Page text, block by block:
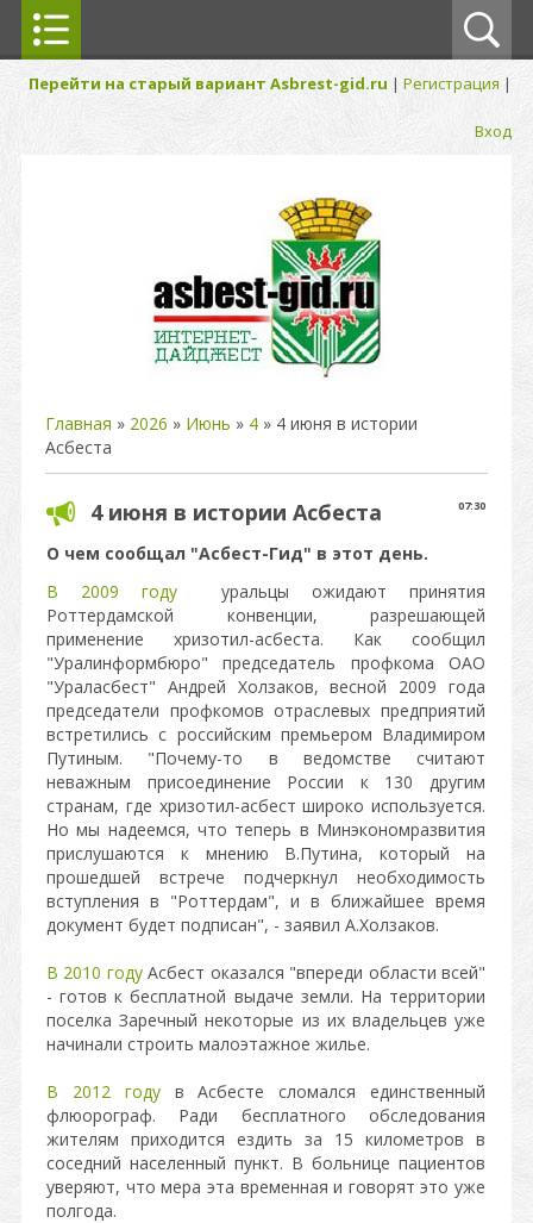
Перейти на старый вариант Asbrest-gid.ru | Регистрация |
Вход
Главная » 2026 » Июнь » 4 » 4 июня в истории
Асбеста
07:30
4 июня в истории Асбеста
О чем сообщал "Асбест-Гид" в этот день.
В 2009 годууральцы ожидают принятия
Роттердамской конвенции, разрешающей
применение хризотил-асбеста. Как сообщил
"Уралинформбюро" председатель профкома ОАО
"Ураласбест" Андрей Холзаков, весной 2009 года
председатели профкомов отраслевых предприятий
встретились с российским премьером Владимиром
Путиным. "Почему-то в ведомстве считают
неважным присоединение России к 130 другим
странам, где хризотил-асбест широко используется.
Но мы надеемся, что теперь в Минэкономразвития
прислушаются к мнению В.Путина, который на
прошедшей встрече подчеркнул необходимость
вступления в "Роттердам", и в ближайшее время
документ будет подписан", - заявил А.Холзаков.
В 2010 годуАсбест оказался "впереди области всей"
- готов к бесплатной выдаче земли. На территории
поселка Заречный некоторые из их владельцев уже
начинали строить малоэтажное жилье.
В 2012 годув Асбесте сломался единственный
флюорограф. Ради бесплатного обследования
жителям приходится ездить за 15 километров в
соседний населенный пункт. В больнице пациентов
уверяют, что мера эта временная и говорят это уже
полгода.